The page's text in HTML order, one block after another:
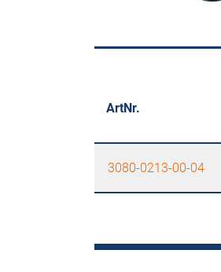
ArtNr.
3080-0213-00-04